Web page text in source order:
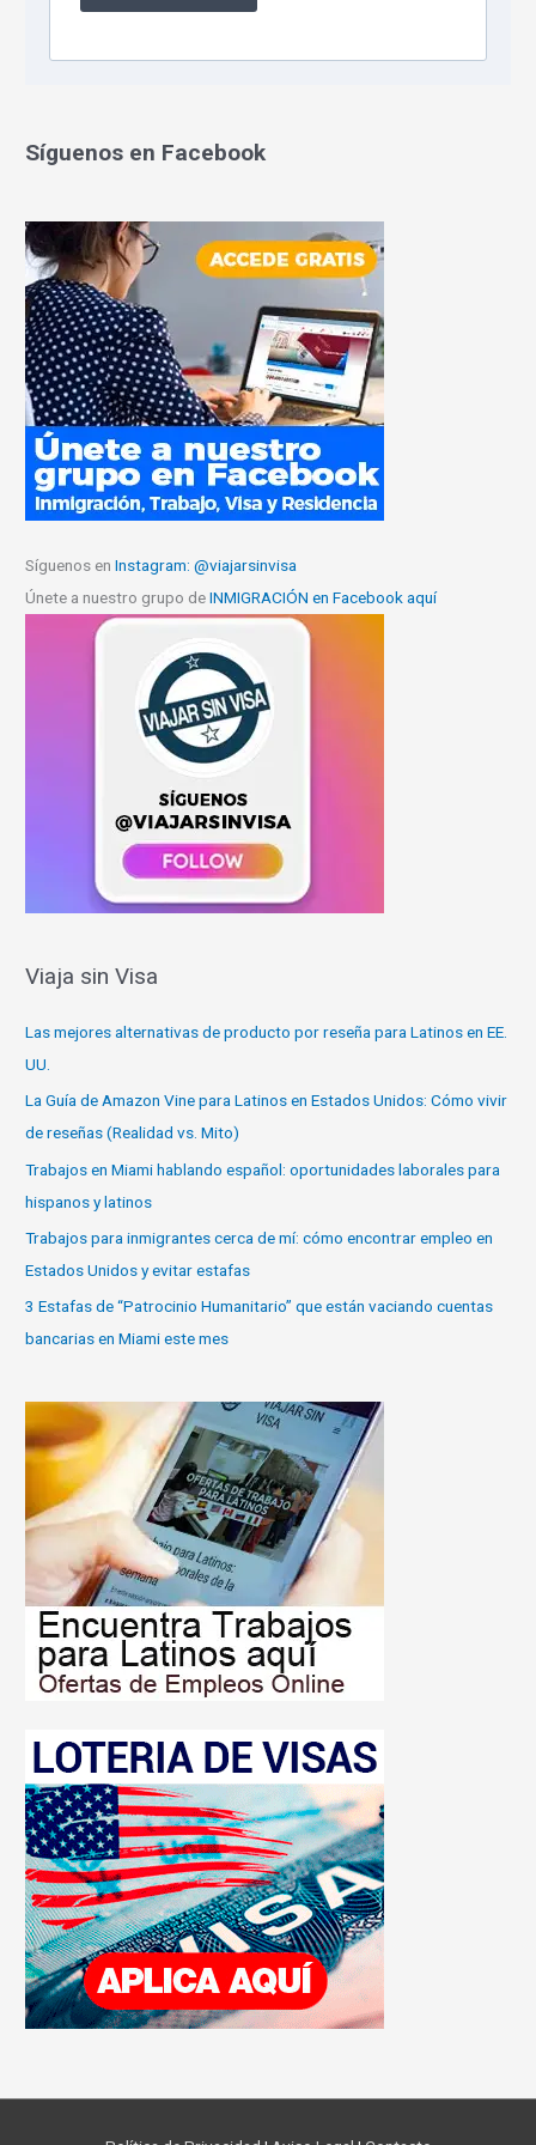
Síguenos en Facebook
Síguenos enInstagram: @viajarsinvisa
Únete a nuestro grupo deINMIGRACIÓN en Facebook aquí
Viaja sin Visa
Las mejores alternativas de producto por reseña para Latinos en EE.
UU.
La Guía de Amazon Vine para Latinos en Estados Unidos: Cómo vivir
de reseñas (Realidad vs. Mito)
Trabajos en Miami hablando español: oportunidades laborales para
hispanos y latinos
Trabajos para inmigrantes cerca de mí: cómo encontrar empleo en
Estados Unidos y evitar estafas
3 Estafas de “Patrocinio Humanitario” que están vaciando cuentas
bancarias en Miami este mes